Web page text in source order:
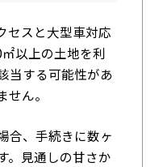
セスと大型車対応
以上の土地を利
当する可能性があ
ん。
合、手続きに数ヶ
。見通しの甘さか